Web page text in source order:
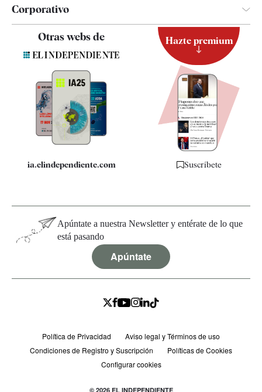
Corporativo
Contacto
Quiénes somos
Especificaciones
Otras webs de
ia.elindependiente.com
Hazte premium
Suscríbete
Apúntate a nuestra Newsletter y entérate de lo que
está pasando
Apúntate
Política de Privacidad
Aviso legal y Términos de uso
Condiciones de Registro y Suscripción
Políticas de Cookies
Configurar cookies
© 2026 EL INDEPENDIENTE